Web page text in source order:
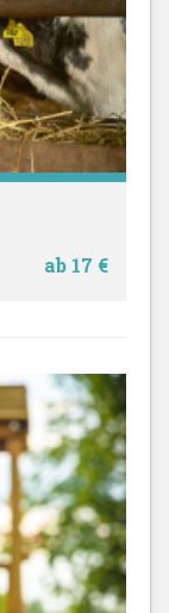
ab 17 €